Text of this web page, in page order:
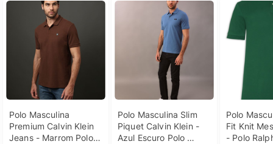
Polo Masculina
Premium Calvin Klein
Jeans - Marrom Polo
Polo Masculina Slim
Piquet Calvin Klein -
Azul Escuro Polo
Polo
Fit Knit
- Polo